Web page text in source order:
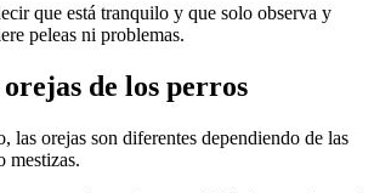
que está tranquilo y que solo observa y
peleas ni problemas.
de los perros
las orejas son diferentes dependiendo de las
mestizas.